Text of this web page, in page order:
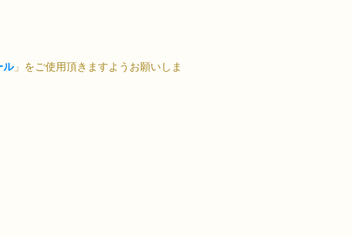
ル」をご使用頂きますようお願いしま